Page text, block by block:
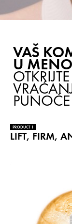
VAŠ
U
PRODUCT 1
LIFT, FIRM,